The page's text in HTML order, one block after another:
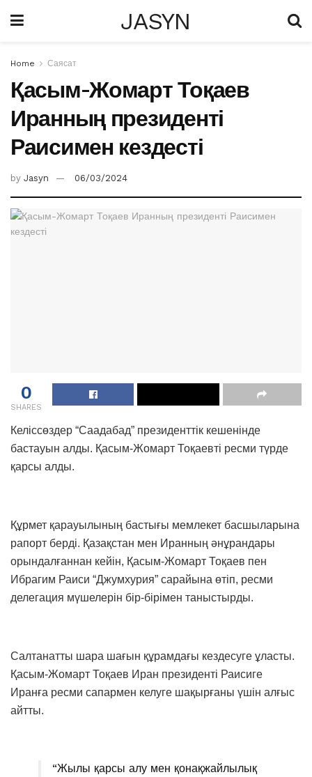
JASYN
Home Саясат
Қасым-Жомарт Тоқаев
Иранның президенті
Раисимен кездесті
by Jasyn 06/03/2024
0
SHARES
Келіссөздер “Саадабад” президенттік кешенінде
бастауын алды. Қасым-Жомарт Тоқаевті ресми түрде
қарсы алды.
Құрмет қарауылының бастығы мемлекет басшыларына
рапорт берді. Қазақстан мен Иранның әнұрандары
орындалғаннан кейін, Қасым-Жомарт Тоқаев пен
Ибрагим Раиси “Джумхурия” сарайына өтіп, ресми
делегация мүшелерін бір-бірімен таныстырды.
Салтанатты шара шағын құрамдағы кездесуге ұласты.
Қасым-Жомарт Тоқаев Иран президенті Раисиге
Иранға ресми сапармен келуге шақырғаны үшін алғыс
айтты.
“Жылы қарсы алу мен қонақжайлылық